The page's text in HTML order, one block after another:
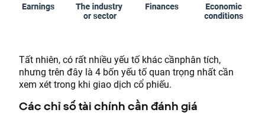
Tất nhiên, có rất nhiều yếu tố khác cầnphân tích,
nhưng trên đây là 4 bốn yếu tố quan trọng nhất cần
xem xét trong khi giao dịch cổ phiếu.
Các chỉ số tài chính cần đánh giá